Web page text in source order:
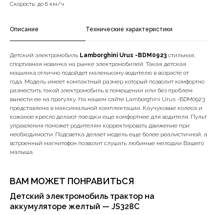
Скорость: до 6 км/ч
Описание Технические характеристики
Детский электромобиль Lamborghini Urus -BDM0923 стильная,
спортивная новинка на рынке электромобилей. Такая детская
машинка отлично подойдет маленькому водителю в возрасте от
года. Модель имеет компактный размер который позволит комфортно
разместить такой электромобиль в помещении или без проблем
вынести ее на прогулку. На нашем сайте Lamborghini Urus -BDM0923
представлена в максимальной комплектации. Каучуковые колеса и
кожаное кресло делают поездки еще комфортнее для водителя. Пульт
управления поможет родителям корректировать движение при
необходимости. Подсветка делает модель еще более реалистичной, а
встроенный магнитофон позволит слушать любимые мелодии Вашего
малыша.
ВАМ МОЖЕТ ПОНРАВИТЬСЯ
Детский электромобиль трактор на
аккумуляторе желтый — JS328C